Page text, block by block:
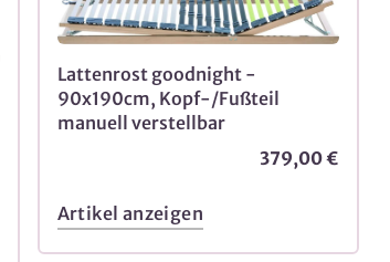
Lattenrost goodnight -
90x190cm, Kopf-/Fußteil
manuell verstellbar
379,00 €
Artikel anzeigen